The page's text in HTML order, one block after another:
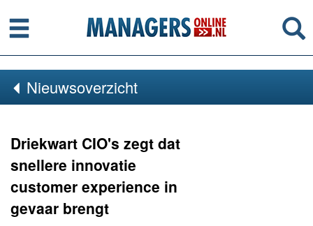
Menu
Nieuwsoverzicht
Driekwart CIO's zegt dat
snellere innovatie
customer experience in
gevaar brengt